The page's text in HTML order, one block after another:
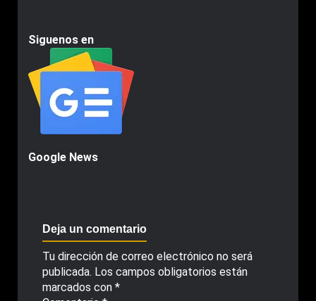
Siguenos en
Google News
Deja un comentario
Tu dirección de correo electrónico no será
publicada. Los campos obligatorios están
marcados con *